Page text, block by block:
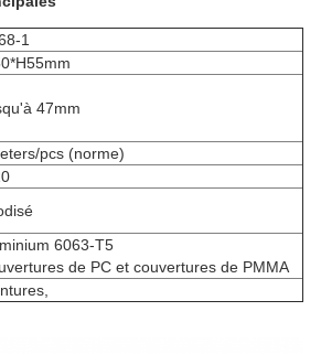
1
47mm
pcs (norme)
6063-T5
de PC et couvertures de PMMA